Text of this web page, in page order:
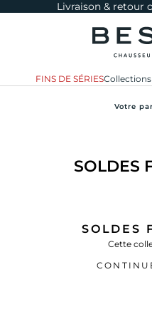
Livraison & retour
bessec-
FINS DE SÉRIESCollections
Votre
SOLDES
SOLDES
Cette